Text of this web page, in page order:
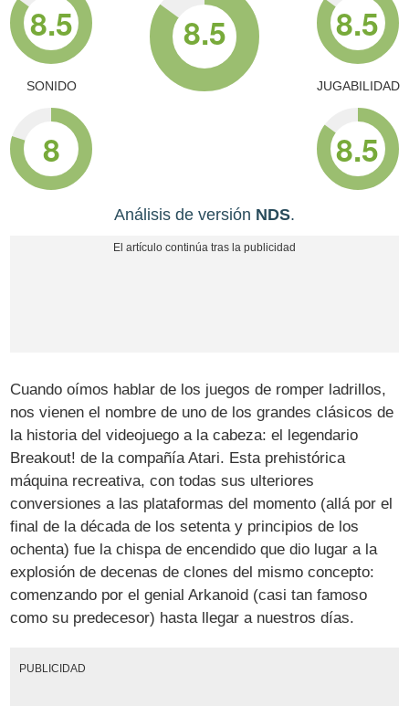
8.5
SONIDO
8
8.5 8.5
JUGABILIDAD
8.5
Análisis de versión NDS.
Cuando oímos hablar de los juegos de romper ladrillos,
nos vienen el nombre de uno de los grandes clásicos de
la historia del videojuego a la cabeza: el legendario
Breakout! de la compañía Atari. Esta prehistórica
máquina recreativa, con todas sus ulteriores
conversiones a las plataformas del momento (allá por el
final de la década de los setenta y principios de los
ochenta) fue la chispa de encendido que dio lugar a la
explosión de decenas de clones del mismo concepto:
comenzando por el genial Arkanoid (casi tan famoso
como su predecesor) hasta llegar a nuestros días.
PUBLICIDAD